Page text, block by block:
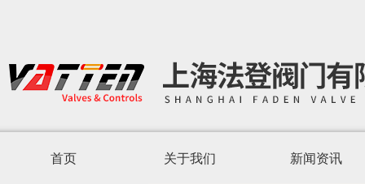
首页 关于我们 新闻资讯